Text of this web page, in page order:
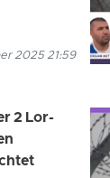
2025 21:59
2 Lor-